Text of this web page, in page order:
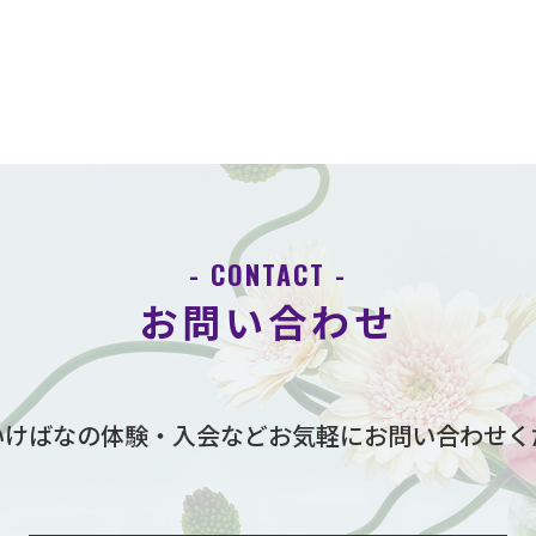
- CONTACT -
お問い合わせ
ばなの体験・入会などお気軽にお問い合わせ